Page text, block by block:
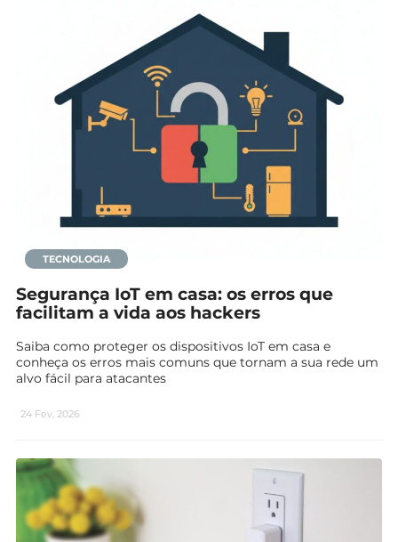
TECNOLOGIA
Segurança IoT em casa: os erros que
facilitam a vida aos hackers
Saiba como proteger os dispositivos IoT em casa e
conheça os erros mais comuns que tornam a sua rede um
alvo fácil para atacantes
24 Fev, 2026